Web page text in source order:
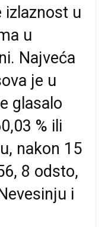
izlaznost u
u
Najveća
je u
glasalo
% ili
nakon 15
8 odsto,
i